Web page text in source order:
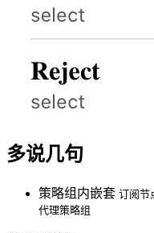
多说几句
策略组内嵌套 订阅节
代理策略组